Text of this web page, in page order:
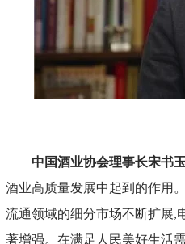
中国酒业协会理事长宋书玉
酒业高质量发展中起到的作用
流通领域的细分市场不断扩展,
著增强。在满足人民美好生活